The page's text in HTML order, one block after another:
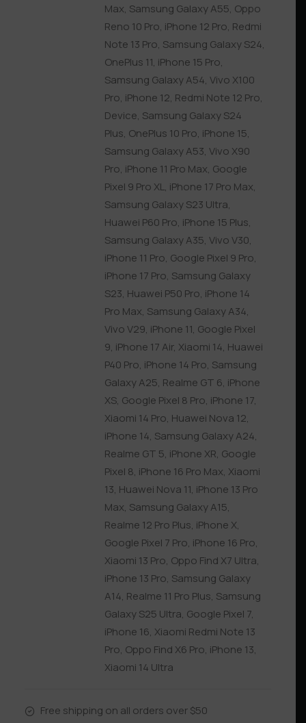
Max, Samsung Galaxy A55, Oppo
Reno 10 Pro, iPhone 12 Pro, Redmi
Note 13 Pro, Samsung Galaxy S24,
OnePlus 11, iPhone 15 Pro,
Samsung Galaxy A54, Vivo X100
Pro, iPhone 12, Redmi Note 12 Pro,
Device, Samsung Galaxy S24
Plus, OnePlus 10 Pro, iPhone 15,
Samsung Galaxy A53, Vivo X90
Pro, iPhone 11 Pro Max, Google
Pixel 9 Pro XL, iPhone 17 Pro Max,
Samsung Galaxy S23 Ultra,
Huawei P60 Pro, iPhone 15 Plus,
Samsung Galaxy A35, Vivo V30,
iPhone 11 Pro, Google Pixel 9 Pro,
iPhone 17 Pro, Samsung Galaxy
S23, Huawei P50 Pro, iPhone 14
Pro Max, Samsung Galaxy A34,
Vivo V29, iPhone 11, Google Pixel
9, iPhone 17 Air, Xiaomi 14, Huawei
P40 Pro, iPhone 14 Pro, Samsung
Galaxy A25, Realme GT 6, iPhone
XS, Google Pixel 8 Pro, iPhone 17,
Xiaomi 14 Pro, Huawei Nova 12,
iPhone 14, Samsung Galaxy A24,
Realme GT 5, iPhone XR, Google
Pixel 8, iPhone 16 Pro Max, Xiaomi
13, Huawei Nova 11, iPhone 13 Pro
Max, Samsung Galaxy A15,
Realme 12 Pro Plus, iPhone X,
Google Pixel 7 Pro, iPhone 16 Pro,
Xiaomi 13 Pro, Oppo Find X7 Ultra,
iPhone 13 Pro, Samsung Galaxy
A14, Realme 11 Pro Plus, Samsung
Galaxy S25 Ultra, Google Pixel 7,
iPhone 16, Xiaomi Redmi Note 13
Pro, Oppo Find X6 Pro, iPhone 13,
Xiaomi 14 Ultra
Free shipping on all orders over $50